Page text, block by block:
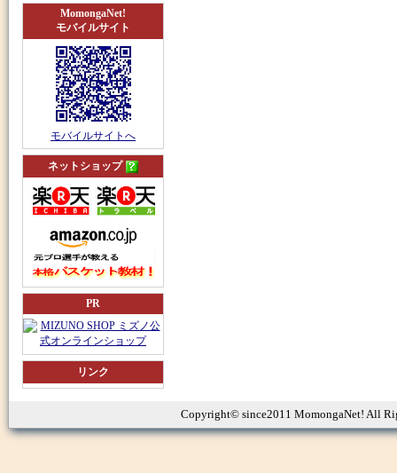
MomongaNet!
モバイルサイト
モバイルサイトへ
ネットショップ
PR
リンク
Copyright© since2011 MomongaNet! All